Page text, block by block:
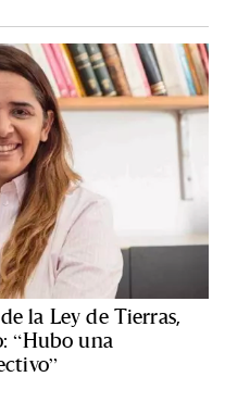
la Ley de Tierras,
“Hubo una